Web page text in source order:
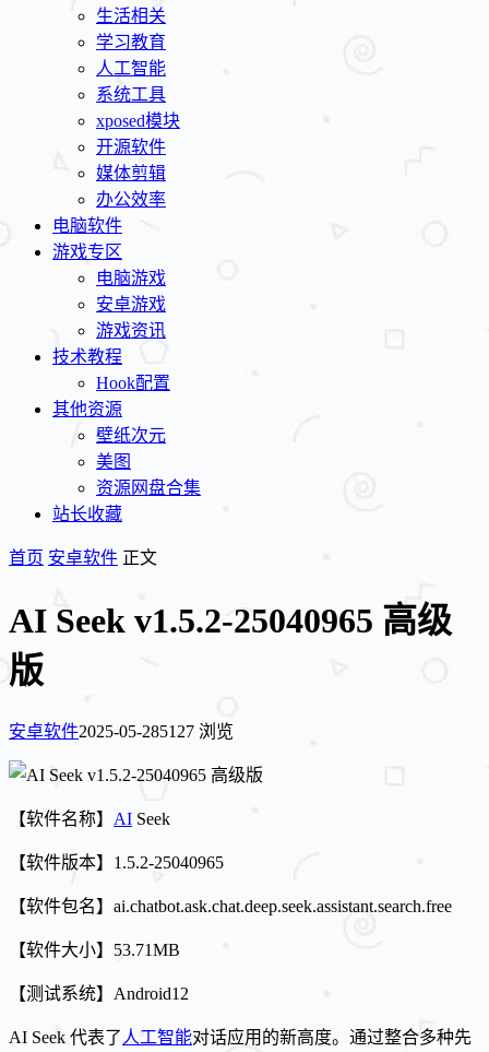
生活相关
学习教育
人工智能
系统工具
xposed模块
开源软件
媒体剪辑
办公效率
电脑软件
游戏专区
电脑游戏
安卓游戏
游戏资讯
技术教程
Hook配置
其他资源
壁纸次元
美图
资源网盘合集
站长收藏
首页 安卓软件 正文
AI Seek v1.5.2-25040965 高级
版
安卓软件2025-05-285127 浏览
【软件名称】 AI Seek
【软件版本】1.5.2-25040965
【软件包名】ai.chatbot.ask.chat.deep.seek.assistant.search.free
【软件大小】53.71MB
【测试系统】Android12
AI Seek 代表了 人工智能对话应用的新高度。通过整合多种先